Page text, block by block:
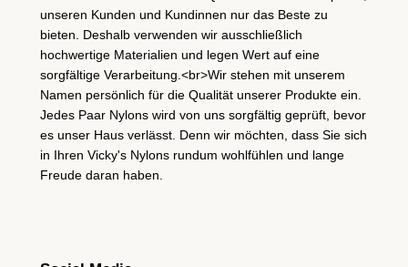
unseren Kunden und Kundinnen nur das Beste zu
bieten. Deshalb verwenden wir ausschließlich
hochwertige Materialien und legen Wert auf eine
sorgfältige Verarbeitung.<br>Wir stehen mit unserem
Namen persönlich für die Qualität unserer Produkte ein.
Jedes Paar Nylons wird von uns sorgfältig geprüft, bevor
es unser Haus verlässt. Denn wir möchten, dass Sie sich
in Ihren Vicky's Nylons rundum wohlfühlen und lange
Freude daran haben.